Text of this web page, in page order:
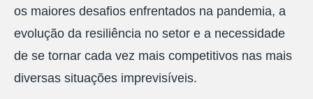
os maiores desafios enfrentados na pandemia, a
evolução da resiliência no setor e a necessidade
de se tornar cada vez mais competitivos nas mais
diversas situações imprevisíveis.